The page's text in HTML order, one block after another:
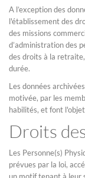
A l’exception des
l'établissement des
des missions
d’administration des
des droits à la
durée.
Les données
motivée, par les
habilités, et font
Droits
Les Personne(s)
prévues par la loi,